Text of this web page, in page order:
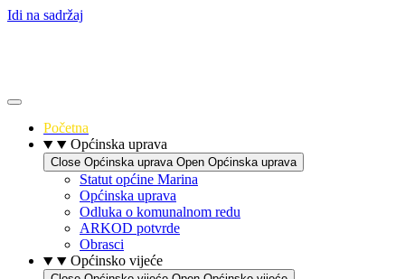
Idi na sadržaj
Početna
Općinska uprava
Close Općinska uprava Open Općinska uprava
Statut općine Marina
Općinska uprava
Odluka o komunalnom redu
ARKOD potvrde
Obrasci
Općinsko vijeće